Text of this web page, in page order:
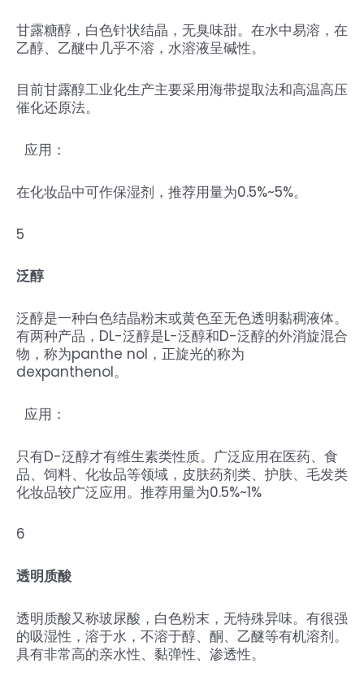
甘露糖醇，白色针状结晶，无臭味甜。在水中易溶，在
乙醇、乙醚中几乎不溶，水溶液呈碱性。
目前甘露醇工业化生产主要采用海带提取法和高温高压
催化还原法。
应用：
在化妆品中可作保湿剂，推荐用量为0.5%~5%。
5
泛醇
泛醇是一种白色结晶粉末或黄色至无色透明黏稠液体。
有两种产品，DL-泛醇是L-泛醇和D-泛醇的外消旋混合
物，称为panthe nol，正旋光的称为
dexpanthenol。
应用：
只有D-泛醇才有维生素类性质。广泛应用在医药、食
品、饲料、化妆品等领域，皮肤药剂类、护肤、毛发类
化妆品较广泛应用。推荐用量为0.5%~1%
6
透明质酸
透明质酸又称玻尿酸，白色粉末，无特殊异味。有很强
的吸湿性，溶于水，不溶于醇、酮、乙醚等有机溶剂。
具有非常高的亲水性、黏弹性、渗透性。